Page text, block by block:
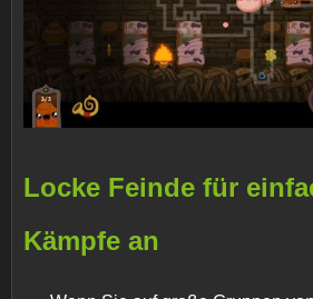
Locke Feinde für
Kämpfe an